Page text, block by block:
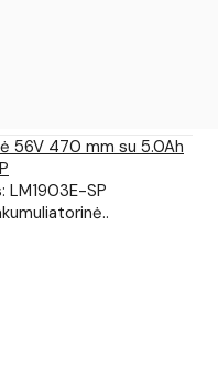
56V 470 mm su 5.0Ah
LM1903E-SP